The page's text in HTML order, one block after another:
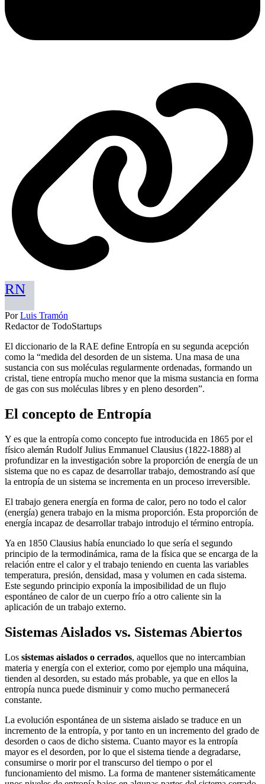
RN
PorLuis Tramón
Redactor de TodoStartups
El diccionario de la RAE define Entropía en su segunda acepción
como la “medida del desorden de un sistema. Una masa de una
sustancia con sus moléculas regularmente ordenadas, formando un
cristal, tiene entropía mucho menor que la misma sustancia en forma
de gas con sus moléculas libres y en pleno desorden”.
El concepto de Entropía
Y es que la entropía como concepto fue introducida en 1865 por el
físico alemán Rudolf Julius Emmanuel Clausius (1822-1888) al
profundizar en la investigación sobre la proporción de energía de un
sistema que no es capaz de desarrollar trabajo, demostrando así que
la entropía de un sistema se incrementa en un proceso irreversible.
El trabajo genera energía en forma de calor, pero no todo el calor
(energía) genera trabajo en la misma proporción. Esta proporción de
energía incapaz de desarrollar trabajo introdujo el término entropía.
Ya en 1850 Clausius había enunciado lo que sería el segundo
principio de la termodinámica, rama de la física que se encarga de la
relación entre el calor y el trabajo teniendo en cuenta las variables
temperatura, presión, densidad, masa y volumen en cada sistema.
Este segundo principio exponía la imposibilidad de un flujo
espontáneo de calor de un cuerpo frío a otro caliente sin la
aplicación de un trabajo externo.
Sistemas Aislados vs. Sistemas Abiertos
Los sistemas aislados o cerrados, aquellos que no intercambian
materia y energía con el exterior, como por ejemplo una máquina,
tienden al desorden, su estado más probable, ya que en ellos la
entropía nunca puede disminuir y como mucho permanecerá
constante.
La evolución espontánea de un sistema aislado se traduce en un
incremento de la entropía, y por tanto en un incremento del grado de
desorden o caos de dicho sistema. Cuanto mayor es la entropía
mayor es el desorden, por lo que el sistema tiende a degradarse,
consumirse o morir por el transcurso del tiempo o por el
funcionamiento del mismo. La forma de mantener sistemáticamente